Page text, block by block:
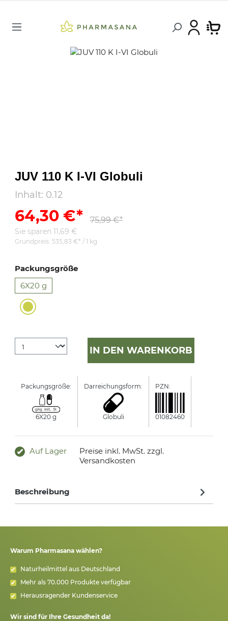
JUV 110 K I-VI Globuli
Inhalt: 0.12
64,30 €* 75,99 €*
Sie sparen 11,69 €
Grundpreis: 535,83 €* / 1 kg
Packungsgröße
6X20 g
IN DEN WARENKORB
Packungsgröße:
6X20 g
Darreichungsform:
Globuli
PZN:
01082460
Auf Lager
Preise inkl. MwSt. zzgl.
Versandkosten
Beschreibung
Warum Pharmasana wählen?
Naturheilmittel aus Deutschland
Mehr als 70.000 Produkte verfügbar
Herausragender Kundenservice
Wir sind für Ihre Gesundheit da!